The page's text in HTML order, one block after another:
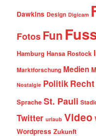
Dawkins Design Digicam
FotosFun
Hamburg Hansa Rostock
Marktforschung Medien
Nostalgie Politik Recht
Sprache St. Pauli
Twitter urlaub Video
Wordpress Zukunft